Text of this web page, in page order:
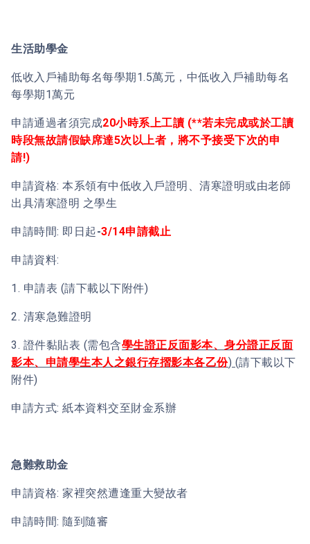
生活助學金
低收入戶補助每名每學期1.5萬元，中低收入戶補助每名
每學期1萬元
申請通過者須完成20小時系上工讀 (**若未完成或於工讀
時段無故請假缺席達5次以上者，將不予接受下次的申
請!)
申請資格: 本系領有中低收入戶證明、清寒證明或由老師
出具清寒證明 之學生
申請時間: 即日起-3/14申請截止
申請資料:
1. 申請表 (請下載以下附件)
2. 清寒急難證明
3. 證件黏貼表 (需包含學生證正反面影本、身分證正反面
影本、申請學生本人之銀行存摺影本各乙份) (請下載以下
附件)
申請方式: 紙本資料交至財金系辦
急難救助金
申請資格: 家裡突然遭逢重大變故者
申請時間: 隨到隨審